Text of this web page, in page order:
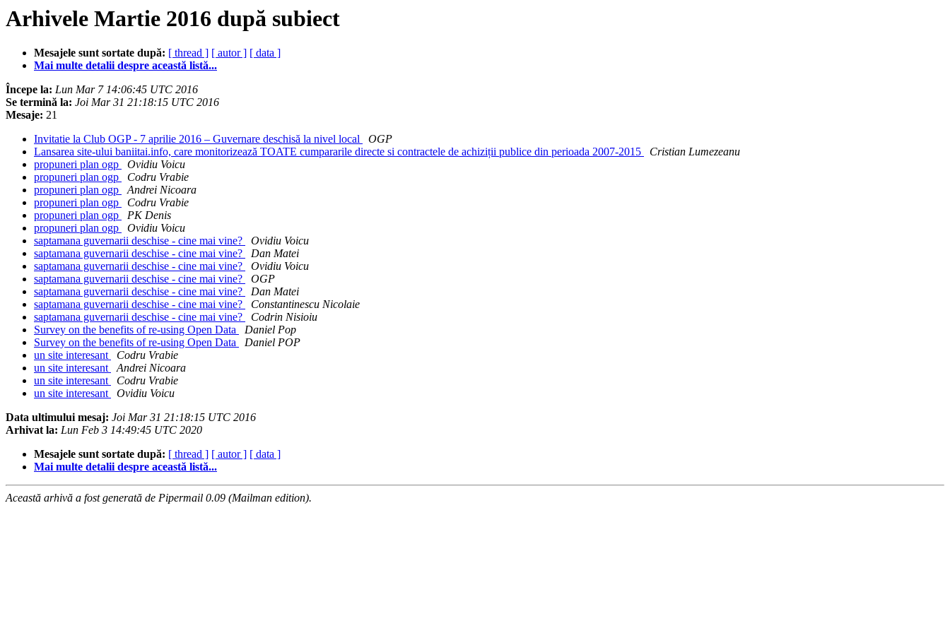
Arhivele Martie 2016 după subiect
Mesajele sunt sortate după: [ thread ] [ autor ] [ data ]
Mai multe detalii despre această listă...
Începe la: Lun Mar 7 14:06:45 UTC 2016
Se termină la: Joi Mar 31 21:18:15 UTC 2016
Mesaje: 21
Invitatie la Club OGP - 7 aprilie 2016 – Guvernare deschisă la nivel local
OGP
Lansarea site-ului baniitai.info, care monitorizează TOATE cumpararile directe si contractele de achiziții publice din perioada 2007-2015
Cristian Lumezeanu
propuneri plan ogp
Ovidiu Voicu
propuneri plan ogp
Codru Vrabie
propuneri plan ogp
Andrei Nicoara
propuneri plan ogp
Codru Vrabie
propuneri plan ogp
PK Denis
propuneri plan ogp
Ovidiu Voicu
saptamana guvernarii deschise - cine mai vine?
Ovidiu Voicu
saptamana guvernarii deschise - cine mai vine?
Dan Matei
saptamana guvernarii deschise - cine mai vine?
Ovidiu Voicu
saptamana guvernarii deschise - cine mai vine?
OGP
saptamana guvernarii deschise - cine mai vine?
Dan Matei
saptamana guvernarii deschise - cine mai vine?
Constantinescu Nicolaie
saptamana guvernarii deschise - cine mai vine?
Codrin Nisioiu
Survey on the benefits of re-using Open Data
Daniel Pop
Survey on the benefits of re-using Open Data
Daniel POP
un site interesant
Codru Vrabie
un site interesant
Andrei Nicoara
un site interesant
Codru Vrabie
un site interesant
Ovidiu Voicu
Data ultimului mesaj: Joi Mar 31 21:18:15 UTC 2016
Arhivat la: Lun Feb 3 14:49:45 UTC 2020
Mesajele sunt sortate după: [ thread ] [ autor ] [ data ]
Mai multe detalii despre această listă...
Această arhivă a fost generată de Pipermail 0.09 (Mailman edition).